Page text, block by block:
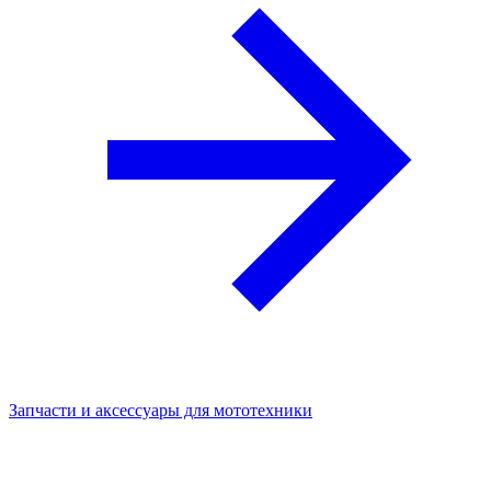
Запчасти и аксессуары для мототехники